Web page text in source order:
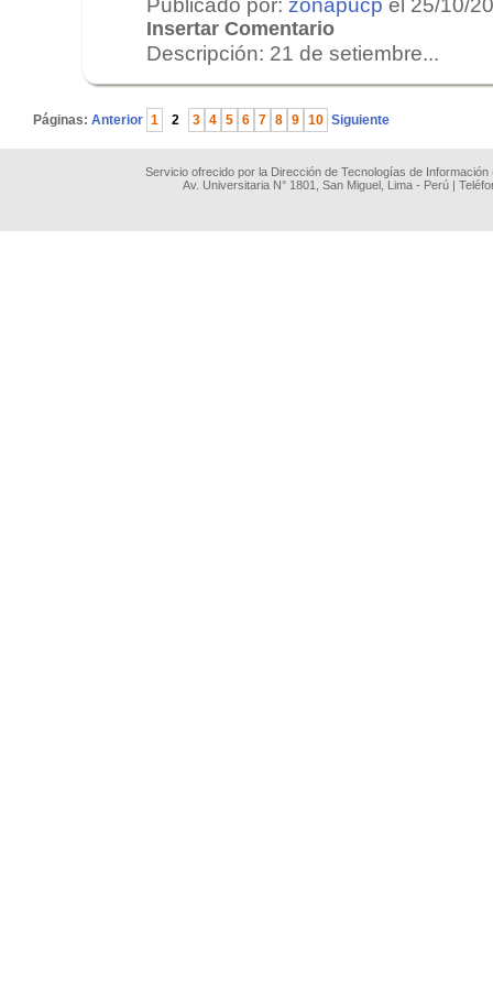
Insertar Comentario
Descripción: 21 de setiembre...
Páginas: Anterior 1 2 3 4 5 6 7 8 9 10 Siguiente
Servicio ofrecido por la Dirección de Tecnologías de
Av. Universitaria N° 1801, San Miguel, Lima - Perú |